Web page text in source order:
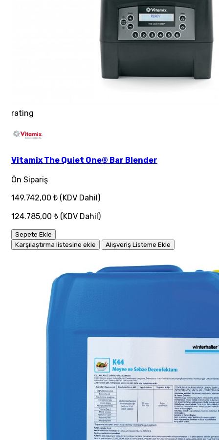
rating
Vitamix The Quiet One® Bar Blender
Ön Sipariş
149.742,00 ₺ (KDV Dahil)
124.785,00 ₺ (KDV Dahil)
Sepete Ekle
Karşılaştırma listesine ekle
Alışveriş Listeme Ekle